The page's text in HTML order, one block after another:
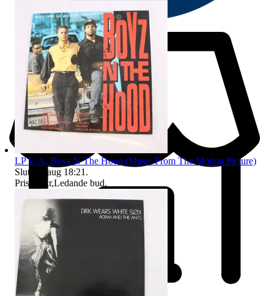
LP V/A, Boyz N The Hood (Music From The Motion Picture)
Sluttid
9 aug 18:21 .
Pris:
19 kr,Ledande bud.